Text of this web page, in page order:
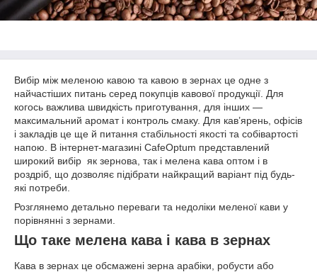
Вибір між меленою кавою та кавою в зернах це одне з
найчастіших питань серед покупців кавової продукції. Для
когось важлива швидкість приготування, для інших —
максимальний аромат і контроль смаку. Для кав’ярень, офісів
і закладів це ще й питання стабільності якості та собівартості
напою. В інтернет-магазині CafeOptum представлений
широкий вибір як зернова, так і мелена кава оптом і в
роздріб, що дозволяє підібрати найкращий варіант під будь-
які потреби.
Розглянемо детально переваги та недоліки меленої кави у
порівнянні з зернами.
Що таке мелена кава і кава в зернах
Кава в зернах це обсмажені зерна арабіки, робусти або